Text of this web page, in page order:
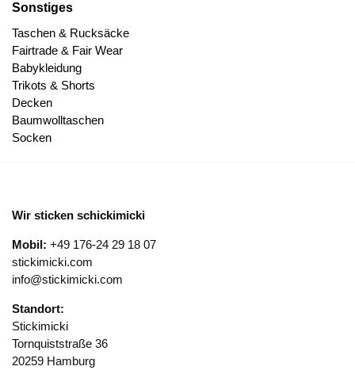
Sonstiges
Taschen & Rucksäcke
Fairtrade & Fair Wear
Babykleidung
Trikots & Shorts
Decken
Baumwolltaschen
Socken
Wir sticken schickimicki
Mobil: +49 176-24 29 18 07
stickimicki.com
info@stickimicki.com
Standort:
Stickimicki
Tornquiststraße 36
20259 Hamburg